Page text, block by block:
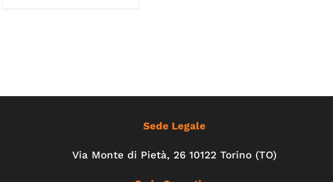
Sede Legale
Via Monte di Pietà, 26 10122 Torino (TO)